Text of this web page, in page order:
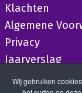
Klachten
Algemene
Privacy
Jaarverslag
Wij gebruiken